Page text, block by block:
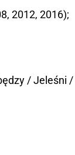
2012, 2016);
/ Jeleśni